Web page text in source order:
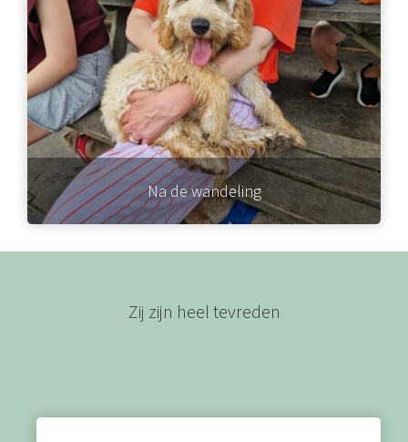
Na de wandeling
Zij zijn heel tevreden